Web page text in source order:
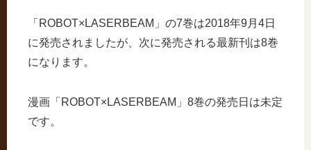
「ROBOT×LASERBEAM」の7巻は2018年9月4日
に発売されましたが、次に発売される最新刊は8巻
になります。
漫画「ROBOT×LASERBEAM」8巻の発売日は未定
です。